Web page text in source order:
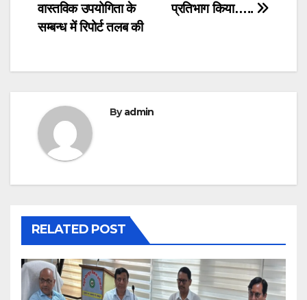
प्रतिभाग किया…..
वास्तविक उपयोगिता के
सम्बन्ध में रिपोर्ट तलब की
Byadmin
RELATED POST